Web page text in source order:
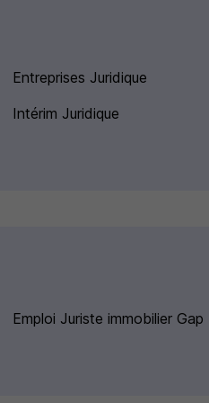
Entreprises Juridique
Intérim Juridique
Emploi Juriste immobilier Gap